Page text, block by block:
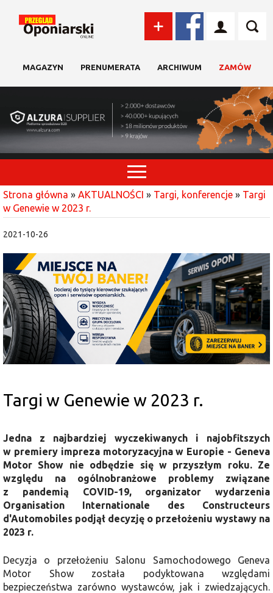
MAGAZYN PRENUMERATA ARCHIWUM ZAMÓW
Strona główna » AKTUALNOŚCI » Targi, konferencje » Targi
w Genewie w 2023 r.
2021-10-26
Targi w Genewie w 2023 r.
Jedna z najbardziej wyczekiwanych i najobfitszych
w premiery impreza motoryzacyjna w Europie - Geneva
Motor Show
nie odbędzie się w przyszłym roku. Ze
względu na ogólnobranżowe problemy związane
z pandemią COVID-19, organizator wydarzenia
Organisation Internationale des Constructeurs
d'Automobiles podjął decyzję o przełożeniu wystawy na
2023 r.
Decyzja o przełożeniu Salonu Samochodowego Geneva
Motor Show została podyktowana względami
bezpieczeństwa zarówno wystawców, jak i zwiedzających.